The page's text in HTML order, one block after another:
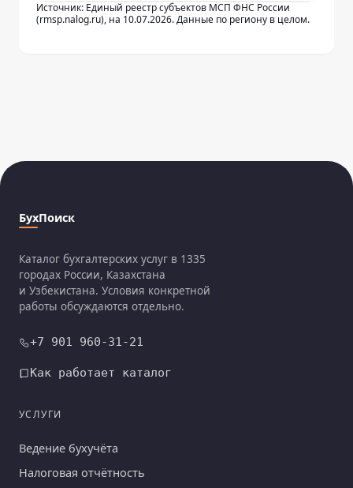
Источник: Единый реестр субъектов МСП ФНС России
(rmsp.nalog.ru), на 10.07.2026. Данные по региону в целом.
БухПоиск
Каталог бухгалтерских услуг в 1335
городах России, Казахстана
и Узбекистана. Условия конкретной
работы обсуждаются отдельно.
+7 901 960-31-21
Как работает каталог
УСЛУГИ
Ведение бухучёта
Налоговая отчётность